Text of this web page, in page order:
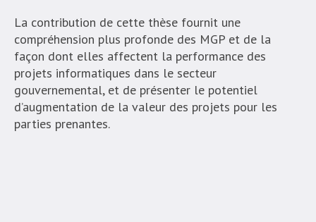
La contribution de cette thèse fournit une
compréhension plus profonde des MGP et de la
façon dont elles affectent la performance des
projets informatiques dans le secteur
gouvernemental, et de présenter le potentiel
d’augmentation de la valeur des projets pour les
parties prenantes.